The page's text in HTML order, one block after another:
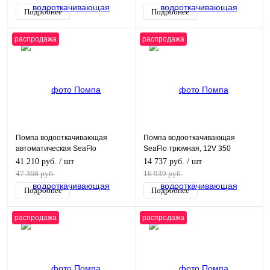
Подробнее
Подробнее
распродажа
Помпа водооткачивающая
автоматическая SeaFlo
трюмная, 12V 600 галлон/час,
патрубок 19 мм
41 210 руб. / шт
47 368 руб.
Подробнее
распродажа
Помпа водооткачивающая
SeaFlo трюмная, 12V 350
галлон/час, патрубок 19 мм
14 737 руб. / шт
16 939 руб.
Подробнее
распродажа распродажа